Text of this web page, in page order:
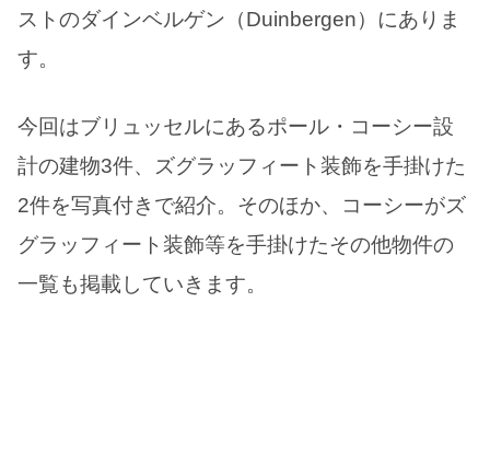
ストのダインベルゲン（Duinbergen）にありま
す。
今回はブリュッセルにあるポール・コーシー設
計の建物3件、ズグラッフィート装飾を手掛けた
2件を写真付きで紹介。そのほか、コーシーがズ
グラッフィート装飾等を手掛けたその他物件の
一覧も掲載していきます。